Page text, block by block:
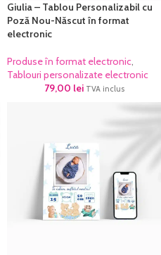
Giulia – Tablou Personalizabil cu
Poză Nou-Născut în format
electronic
Produse în format electronic,
Tablouri personalizate electronic
79,00 lei TVA inclus